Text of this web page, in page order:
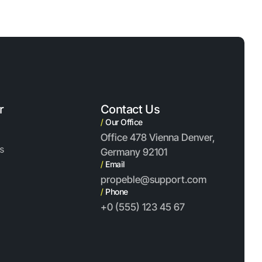
Contact Us
/Our Office
Office 478 Vienna Denver,
Germany 92101
/Email
propeble@support.com
/Phone
+0 (555) 123 45 67